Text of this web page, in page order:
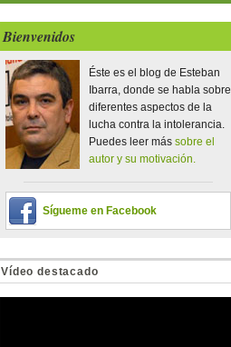
Bienvenidos
Éste es el blog de Esteban
Ibarra, donde se habla sobre
diferentes aspectos de la
lucha contra la intolerancia.
Puedes leer más sobre el
autor y su motivación.
Sígueme en Facebook
Vídeo destacado